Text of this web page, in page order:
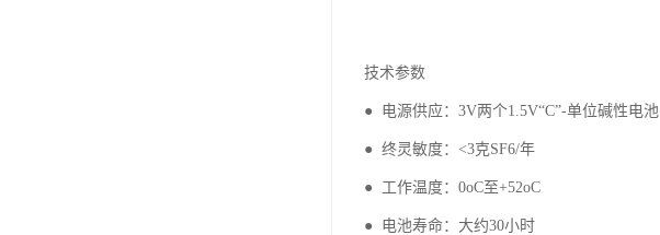
技术参数
● 电源供应：3V两个1.5V“C”-单位碱性电池
● 终灵敏度：<3克SF6/年
● 工作温度：0oC至+52oC
● 电池寿命：大约30小时